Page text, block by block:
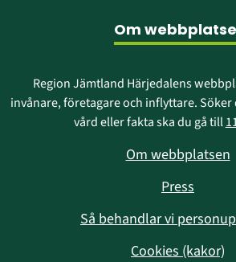
Om
Region Jämtland Härjedalens
invånare, företagare och inflyttare.
vård eller fakta ska du gå till
Om webbplatsen
Press
Så behandlar vi
Cookies (kakor)